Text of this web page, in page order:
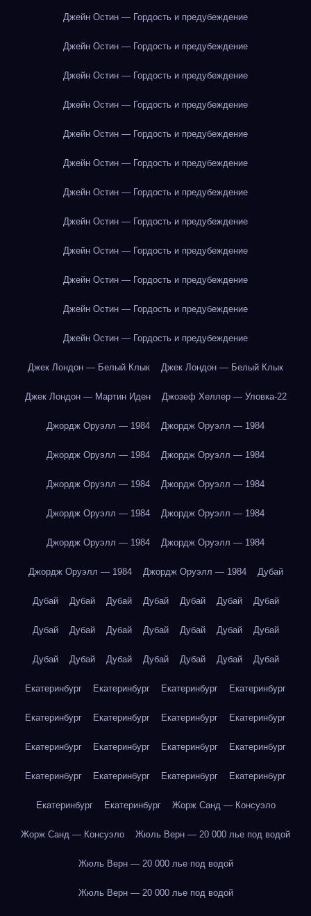
Джейн Остин — Гордость и предубеждение
Джейн Остин — Гордость и предубеждение
Джейн Остин — Гордость и предубеждение
Джейн Остин — Гордость и предубеждение
Джейн Остин — Гордость и предубеждение
Джейн Остин — Гордость и предубеждение
Джейн Остин — Гордость и предубеждение
Джейн Остин — Гордость и предубеждение
Джейн Остин — Гордость и предубеждение
Джейн Остин — Гордость и предубеждение
Джейн Остин — Гордость и предубеждение
Джейн Остин — Гордость и предубеждение
Джек Лондон — Белый Клык Джек Лондон — Белый Клык
Джек Лондон — Мартин Иден Джозеф Хеллер — Уловка-22
Джордж Оруэлл — 1984 Джордж Оруэлл — 1984
Джордж Оруэлл — 1984 Джордж Оруэлл — 1984
Джордж Оруэлл — 1984 Джордж Оруэлл — 1984
Джордж Оруэлл — 1984 Джордж Оруэлл — 1984
Джордж Оруэлл — 1984 Джордж Оруэлл — 1984
Джордж Оруэлл — 1984 Джордж Оруэлл — 1984 Дубай
Дубай Дубай Дубай Дубай Дубай Дубай Дубай
Дубай Дубай Дубай Дубай Дубай Дубай Дубай
Дубай Дубай Дубай Дубай Дубай Дубай Дубай
Екатеринбург Екатеринбург Екатеринбург Екатеринбург
Екатеринбург Екатеринбург Екатеринбург Екатеринбург
Екатеринбург Екатеринбург Екатеринбург Екатеринбург
Екатеринбург Екатеринбург Екатеринбург Екатеринбург
Екатеринбург Екатеринбург Жорж Санд — Консуэло
Жорж Санд — Консуэло Жюль Верн — 20 000 лье под водой
Жюль Верн — 20 000 лье под водой
Жюль Верн — 20 000 лье под водой